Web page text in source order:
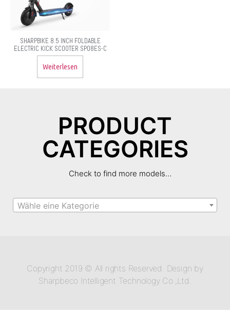
SHARPBIKE 8.5 INCH FOLDABLE
ELECTRIC KICK SCOOTER SP08ES-C
Weiterlesen
PRODUCT
CATEGORIES
Check to find more models…
Wähle eine Kategorie
Copyright 2019 © All rights Reserved. Design by
Sharpbeco Intelligent Technology Co.,Ltd.